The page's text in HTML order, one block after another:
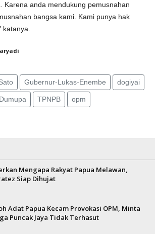
Karena anda mendukung pemusnahan
bangsa kami. Kami punya hak
Gubernur-Lukas-Enembe dogiyai
TPNPB opm
Mengapa Rakyat Papua Melawan,
Siap Dihujat
Adat Papua Kecam Provokasi OPM, Minta
Puncak Jaya Tidak Terhasut